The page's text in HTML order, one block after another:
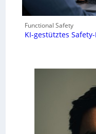
Functional Safety
KI-gestütztes